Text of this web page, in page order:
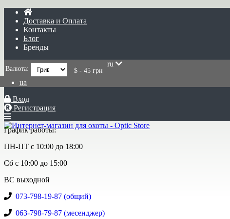
Доставка и Оплата
Контакты
Блог
Бренды
Валюта: $ - 45 грн
ru
ua
Вход
Регистрация
График работы:
ПН-ПТ с 10:00 до 18:00
Сб с 10:00 до 15:00
ВС выходной
073-798-19-87 (общий)
063-798-79-87 (месенджер)